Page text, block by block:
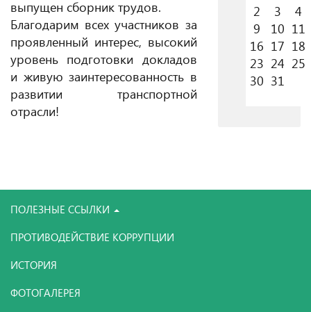
выпущен сборник трудов.
Благодарим всех участников за
проявленный интерес, высокий
уровень подготовки докладов
и живую заинтересованность в
развитии транспортной
отрасли!
2 3
4
9
10 11
16 17 18
23 24 25
30 31
ПОЛЕЗНЫЕ ССЫЛКИ
ПРОТИВОДЕЙСТВИЕ КОРРУПЦИИ
ИСТОРИЯ
ФОТОГАЛЕРЕЯ